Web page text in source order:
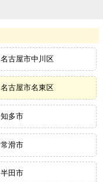
名古屋市中川区
名古屋市名東区
知多市
常滑市
半田市